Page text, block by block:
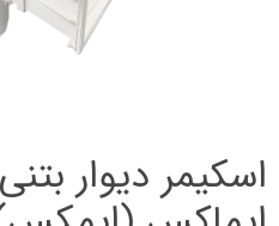
اسکیمر دیوار